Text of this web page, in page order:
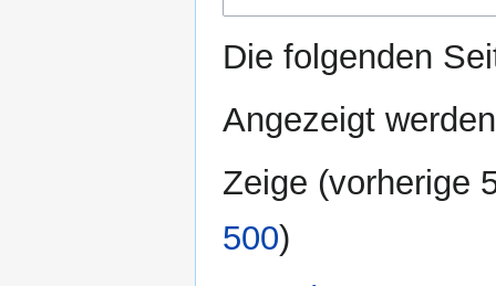
Die folgenden
Angezeigt
Zeige (vorherige
500)